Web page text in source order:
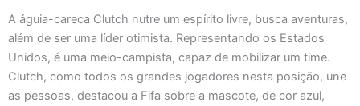
A águia-careca Clutch nutre um espírito livre, busca aventuras,
além de ser uma líder otimista. Representando os Estados
Unidos, é uma meio-campista, capaz de mobilizar um time.
Clutch, como todos os grandes jogadores nesta posição, une
as pessoas, destacou a Fifa sobre a mascote, de cor azul,